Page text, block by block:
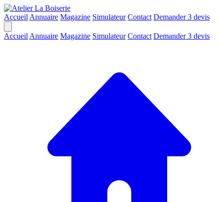
Accueil Annuaire Magazine Simulateur Contact Demander 3 devis
Accueil Annuaire Magazine Simulateur Contact Demander 3 devis